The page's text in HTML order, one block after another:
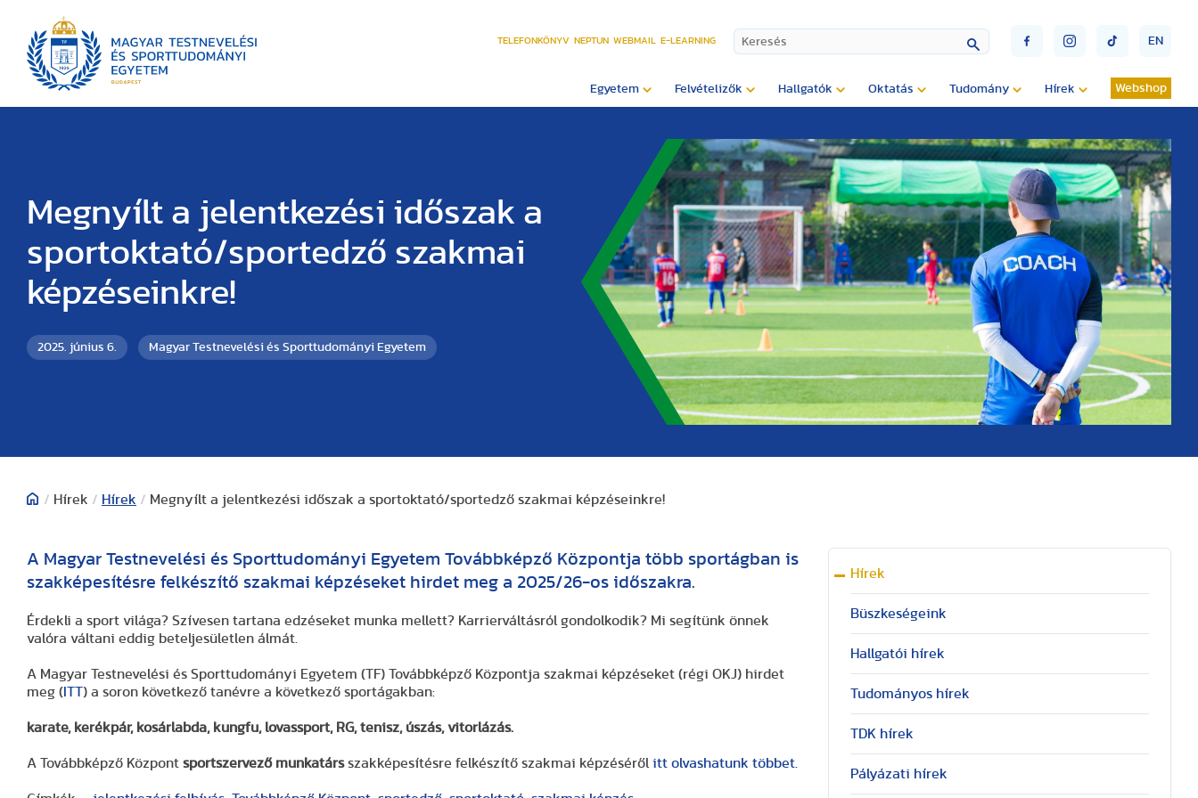
TELEFONKÖNYV NEPTUN WEBMAIL E-LEARNING EN
Egyetem Felvételizők Hallgatók Oktatás Tudomány Hírek Webshop
Megnyílt a jelentkezési időszak a
sportoktató/sportedző szakmai
képzéseinkre!
2025. június 6. Magyar Testnevelési és Sporttudományi Egyetem
/ Hírek / Hírek / Megnyílt a jelentkezési időszak a sportoktató/sportedző szakmai képzéseinkre!
A Magyar Testnevelési és Sporttudományi Egyetem Továbbképző Központja több sportágban is
szakképesítésre felkészítő szakmai képzéseket hirdet meg a 2025/26-os időszakra.
Érdekli a sport világa? Szívesen tartana edzéseket munka mellett? Karrierváltásról gondolkodik? Mi segítünk önnek
valóra váltani eddig beteljesületlen álmát.
A Magyar Testnevelési és Sporttudományi Egyetem (TF) Továbbképző Központja szakmai képzéseket (régi OKJ) hirdet
meg ( ITT) a soron következő tanévre a következő sportágakban:
karate, kerékpár, kosárlabda, kungfu, lovassport, RG, tenisz, úszás, vitorlázás.
A Továbbképző Központ sportszervező munkatársszakképesítésre felkészítő szakmai képzéséről itt olvashatunk többet.
Hírek
Büszkeségeink
Hallgatói hírek
Tudományos hírek
TDK hírek
Pályázati hírek